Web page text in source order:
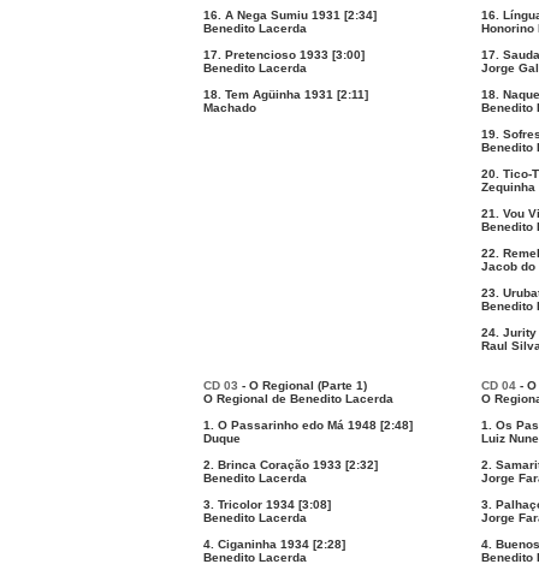
16. A Nega Sumiu 1931 [2:34]
Benedito Lacerda
17. Pretencioso 1933 [3:00]
Benedito Lacerda
18. Tem Agüinha 1931 [2:11]
Machado
16.
Honorino
17.
Jorge
18.
Benedito
19.
Benedito
20. Tico-
Zequinha
21. Vou
Benedito
22.
Jacob do
23.
Benedito
24. Jurity
Raul
CD 03 - O Regional (Parte 1)
O Regional de Benedito Lacerda
1. O Passarinho edo Má 1948 [2:48]
Duque
2. Brinca Coração 1933 [2:32]
Benedito Lacerda
3. Tricolor 1934 [3:08]
Benedito Lacerda
4. Ciganinha 1934 [2:28]
Benedito Lacerda
CD 04 -
O
1. Os
Luiz
2.
Jorge
3.
Jorge
4.
Benedito